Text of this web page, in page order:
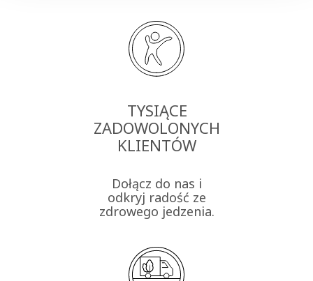
TYSIĄCE
ZADOWOLONYCH
KLIENTÓW
Dołącz do nas i
odkryj radość ze
zdrowego jedzenia.